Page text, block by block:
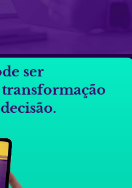
ser
transformação